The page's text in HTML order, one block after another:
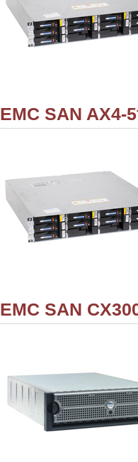
EMC SAN AX4-
EMC SAN